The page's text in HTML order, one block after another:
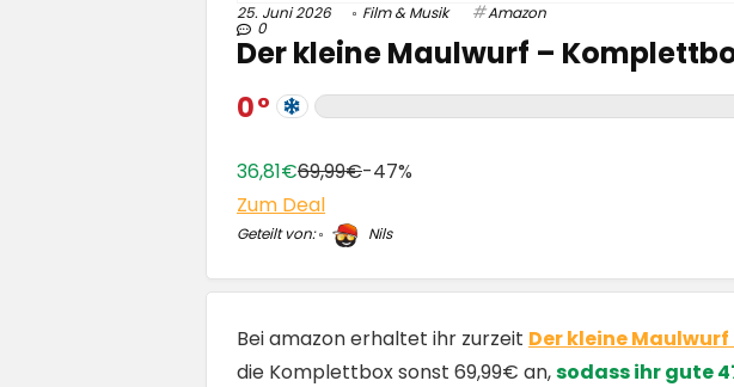
25. Juni 2026 Film & Musik Amazon
0
Der kleine Maulwurf –
0
36,81€69,99€-47%
Zum Deal
Geteilt von: Nils
Bei amazon erhaltet ihr zurzeit Der kleine
die Komplettbox sonst 69,99€ an,sodass ihr gute